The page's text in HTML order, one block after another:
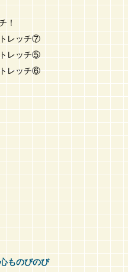
！
レッチ⑦
レッチ⑤
レッチ⑥
ものびのび